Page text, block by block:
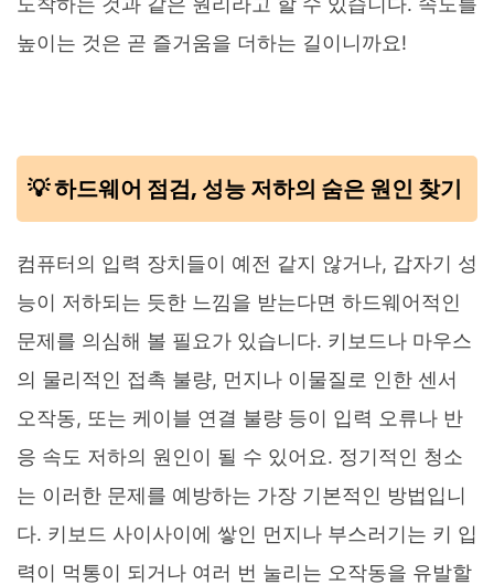
높이는 것은 곧 즐거움을 더하는 길이니까요!
💡 하드웨어 점검, 성능 저하의 숨은 원인 찾기
컴퓨터의 입력 장치들이 예전 같지 않거나, 갑자기 성
능이 저하되는 듯한 느낌을 받는다면 하드웨어적인
문제를 의심해 볼 필요가 있습니다. 키보드나 마우스
의 물리적인 접촉 불량, 먼지나 이물질로 인한 센서
오작동, 또는 케이블 연결 불량 등이 입력 오류나 반
응 속도 저하의 원인이 될 수 있어요. 정기적인 청소
는 이러한 문제를 예방하는 가장 기본적인 방법입니
다. 키보드 사이사이에 쌓인 먼지나 부스러기는 키 입
력이 먹통이 되거나 여러 번 눌리는 오작동을 유발할